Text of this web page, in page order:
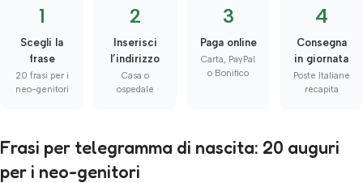
1
Scegli la
frase
20 frasi per i
neo-genitori
2
Inserisci
l’indirizzo
Casa o
ospedale
3
Paga online
Carta, PayPal
o Bonifico
4
Consegna
in giornata
Poste Italiane
recapita
Frasi per telegramma di nascita: 20 auguri
per i neo-genitori